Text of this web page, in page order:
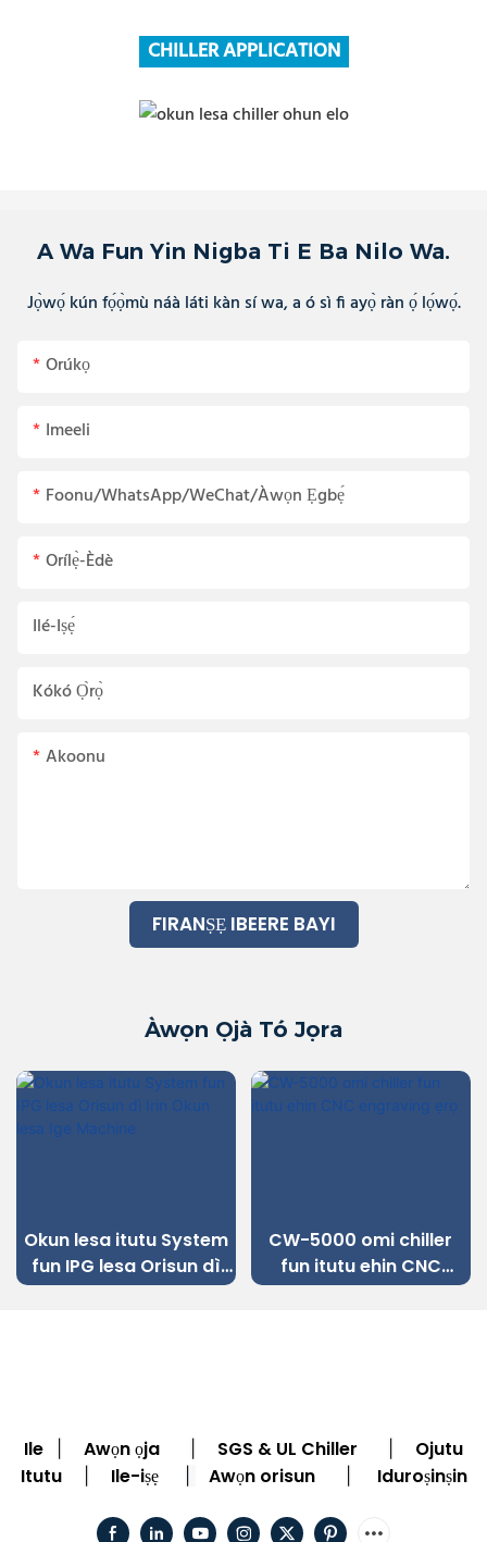
CHILLER APPLICATION
A Wa Fun Yin Nigba Ti E Ba Nilo Wa.
Jọ̀wọ́ kún fọ́ọ̀mù náà láti kàn sí wa, a ó sì fi ayọ̀ ràn ọ́ lọ́wọ́.
Orúkọ
Imeeli
Foonu/WhatsApp/WeChat/Àwọn Ẹgbẹ́
Orílẹ̀-Èdè
Ilé-Iṣẹ́
Kókó Ọ̀rọ̀
Akoonu
FIRANṢẸ IBEERE BAYI
Àwọn Ọjà Tó Jọra
Okun lesa itutu System
fun IPG lesa Orisun dì
Irin Okun lesa Ige
CW-5000 omi chiller
fun itutu ehin CNC
engraving ẹrọ
Ile Awọn ọja SGS & UL Chiller
Ojutu
Itutu
Ile-iṣẹ Awọn orisun Iduroṣinṣin